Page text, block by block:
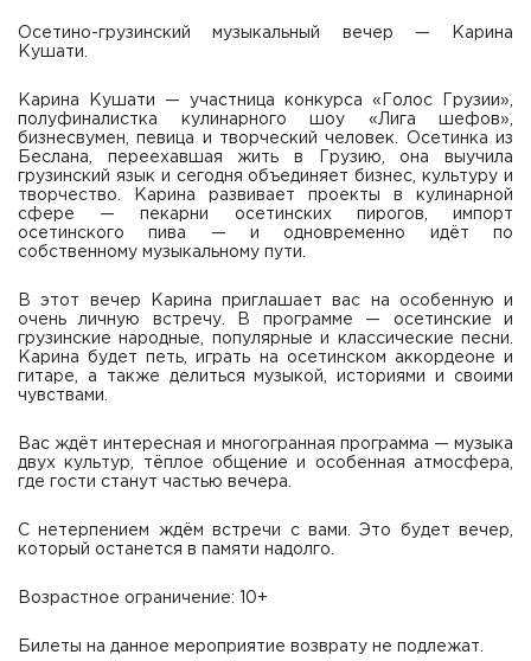
Осетино-грузинский музыкальный вечер — Карина
Кушати.
Карина Кушати — участница конкурса «Голос Грузии»,
полуфиналистка кулинарного шоу «Лига шефов»,
бизнесвумен, певица и творческий человек. Осетинка из
Беслана, переехавшая жить в Грузию, она выучила
грузинский язык и сегодня объединяет бизнес, культуру и
творчество. Карина развивает проекты в кулинарной
сфере — пекарни осетинских пирогов, импорт
осетинского пива — и одновременно идёт по
собственному музыкальному пути.
В этот вечер Карина приглашает вас на особенную и
очень личную встречу. В программе — осетинские и
грузинские народные, популярные и классические песни.
Карина будет петь, играть на осетинском аккордеоне и
гитаре, а также делиться музыкой, историями и своими
чувствами.
Вас ждёт интересная и многогранная программа — музыка
двух культур, тёплое общение и особенная атмосфера,
где гости станут частью вечера.
С нетерпением ждём встречи с вами. Это будет вечер,
который останется в памяти надолго.
Возрастное ограничение: 10+
Билеты на данное мероприятие возврату не подлежат.